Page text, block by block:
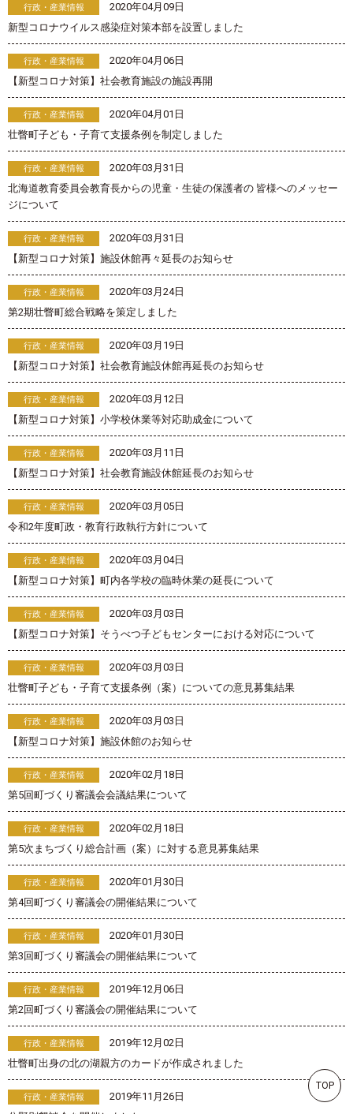
行政・産業情報
2020年04月09日
新型コロナウイルス感染症対策本部を設置しました
行政・産業情報
2020年04月06日
【新型コロナ対策】社会教育施設の施設再開
行政・産業情報
2020年04月01日
壮瞥町子ども・子育て支援条例を制定しました
行政・産業情報
2020年03月31日
北海道教育委員会教育長からの児童・生徒の保護者の 皆様へのメッセー
ジについて
行政・産業情報
2020年03月31日
【新型コロナ対策】施設休館再々延長のお知らせ
行政・産業情報
2020年03月24日
第2期壮瞥町総合戦略を策定しました
行政・産業情報
2020年03月19日
【新型コロナ対策】社会教育施設休館再延長のお知らせ
行政・産業情報
2020年03月12日
【新型コロナ対策】小学校休業等対応助成金について
行政・産業情報
2020年03月11日
【新型コロナ対策】社会教育施設休館延長のお知らせ
行政・産業情報
2020年03月05日
令和2年度町政・教育行政執行方針について
行政・産業情報
2020年03月04日
【新型コロナ対策】町内各学校の臨時休業の延長について
行政・産業情報
2020年03月03日
【新型コロナ対策】そうべつ子どもセンターにおける対応について
行政・産業情報
2020年03月03日
壮瞥町子ども・子育て支援条例（案）についての意見募集結果
行政・産業情報
2020年03月03日
【新型コロナ対策】施設休館のお知らせ
行政・産業情報
2020年02月18日
第5回町づくり審議会会議結果について
行政・産業情報
2020年02月18日
第5次まちづくり総合計画（案）に対する意見募集結果
行政・産業情報
2020年01月30日
第4回町づくり審議会の開催結果について
行政・産業情報
2020年01月30日
第3回町づくり審議会の開催結果について
行政・産業情報
2019年12月06日
第2回町づくり審議会の開催結果について
行政・産業情報
2019年12月02日
壮瞥町出身の北の湖親方のカードが作成されました
行政・産業情報
2019年11月26日
TOP